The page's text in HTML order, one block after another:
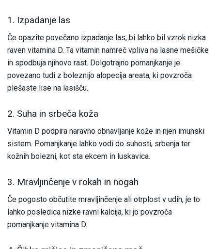
1. Izpadanje las
Če opazite povečano izpadanje las, bi lahko bil vzrok nizka
raven vitamina D. Ta vitamin namreč vpliva na lasne mešičke
in spodbuja njihovo rast. Dolgotrajno pomanjkanje je
povezano tudi z boleznijo alopecija areata, ki povzroča
plešaste lise na lasišču.
2. Suha in srbeča koža
Vitamin D podpira naravno obnavljanje kože in njen imunski
sistem. Pomanjkanje lahko vodi do suhosti, srbenja ter
kožnih bolezni, kot sta ekcem in luskavica.
3. Mravljinčenje v rokah in nogah
Če pogosto občutite mravljinčenje ali otrplost v udih, je to
lahko posledica nizke ravni kalcija, ki jo povzroča
pomanjkanje vitamina D.